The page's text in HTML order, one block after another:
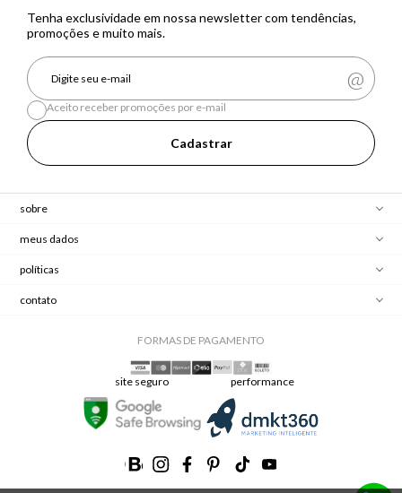
Tenha exclusividade em nossa newsletter com tendências,
promoções e muito mais.
Cadastrar
Aceito receber promoções por e-mail
sobre
meus dados
políticas
contato
FORMAS DE PAGAMENTO
site seguro performance